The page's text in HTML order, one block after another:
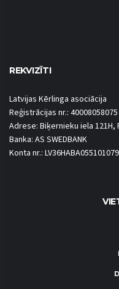
REKVIZĪTI
Latvijas Kērlinga asociācija
Reģistrācijas nr.: 40008058075
Adrese: Biķernieku iela 121H,
Banka: AS SWEDBANK
Konta nr.: